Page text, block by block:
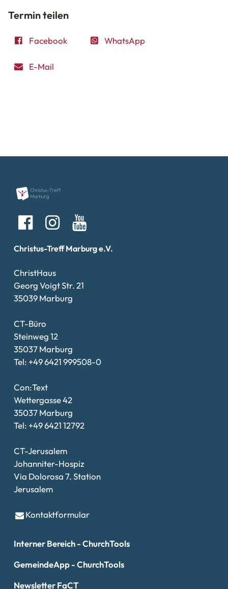
Termin teilen
Facebook WhatsApp
E-Mail
Christus-Treff Marburg e.V.
ChristHaus
Georg Voigt Str. 21
35039 Marburg
CT-Büro
Steinweg 12
35037 Marburg
Tel: +49 6421 999508-0
Con:Text
Wettergasse 42
35037 Marburg
Tel: +49 6421 12792
CT-Jerusalem
Johanniter-Hospiz
Via Dolorosa 7. Station
Jerusalem
Kontaktformular
Interner Bereich - ChurchTools
GemeindeApp - ChurchTools
Newsletter FaCT